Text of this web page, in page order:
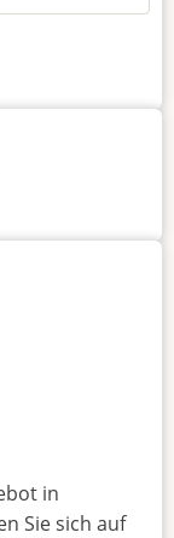
in
Sie sich auf